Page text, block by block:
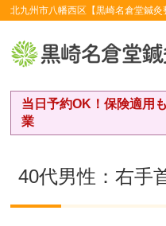
北九州市八幡西区【黒崎名倉堂鍼
当日予約OK！保険適用
業
40代男性：右手